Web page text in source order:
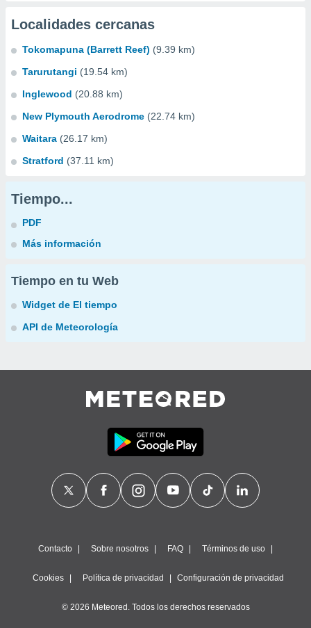
Localidades cercanas
Tokomapuna (Barrett Reef) (9.39 km)
Tarurutangi (19.54 km)
Inglewood (20.88 km)
New Plymouth Aerodrome (22.74 km)
Waitara (26.17 km)
Stratford (37.11 km)
Tiempo...
PDF
Más información
Tiempo en tu Web
Widget de El tiempo
API de Meteorología
Contacto Sobre nosotros FAQ Términos de uso
Cookies Política de privacidad Configuración de privacidad
© 2026 Meteored. Todos los derechos reservados